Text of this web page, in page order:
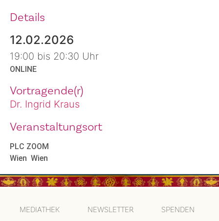
Details
12.02.2026
19:00 bis 20:30 Uhr
ONLINE
Vortragende(r)
Dr. Ingrid Kraus
Veranstaltungsort
PLC ZOOM
Wien Wien
MEDIATHEK NEWSLETTER SPENDEN